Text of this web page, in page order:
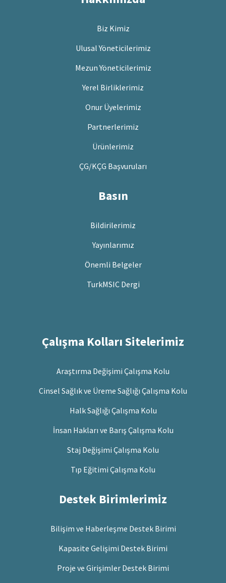
Biz Kimiz
Ulusal Yöneticilerimiz
Mezun Yöneticilerimiz
Yerel Birliklerimiz
Onur Üyelerimiz
Partnerlerimiz
Ürünlerimiz
ÇG/KÇG Başvuruları
Basın
Bildirilerimiz
Yayınlarımız
Önemli Belgeler
TurkMSIC Dergi
Çalışma Kolları Sitelerimiz
Araştırma Değişimi Çalışma Kolu
Cinsel Sağlık ve Üreme Sağlığı Çalışma Kolu
Halk Sağlığı Çalışma Kolu
İnsan Hakları ve Barış Çalışma Kolu
Staj Değişimi Çalışma Kolu
Tıp Eğitimi Çalışma Kolu
Destek Birimlerimiz
Bilişim ve Haberleşme Destek Birimi
Kapasite Gelişimi Destek Birimi
Proje ve Girişimler Destek Birimi